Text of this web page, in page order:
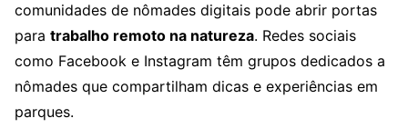
comunidades de nômades digitais pode abrir portas
para trabalho remoto na natureza. Redes sociais
como Facebook e Instagram têm grupos dedicados a
nômades que compartilham dicas e experiências em
parques.